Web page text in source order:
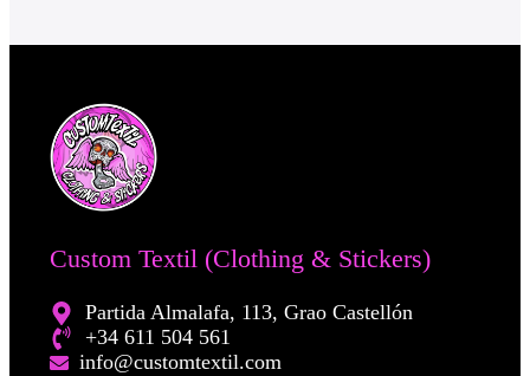
Custom Textil (Clothing & Stickers)
Partida Almalafa, 113, Grao Castellón
+34 611 504 561
info@customtextil.com